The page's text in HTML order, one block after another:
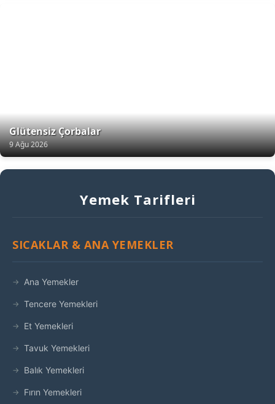
Glütensiz Çorbalar
9 Ağu 2026
Yemek Tarifleri
SICAKLAR & ANA YEMEKLER
Ana Yemekler
Tencere Yemekleri
Et Yemekleri
Tavuk Yemekleri
Balık Yemekleri
Fırın Yemekleri